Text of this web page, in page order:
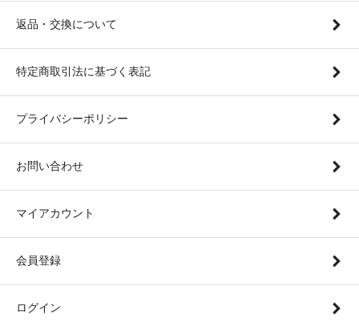
返品・交換について
特定商取引法に基づく表記
プライバシーポリシー
お問い合わせ
マイアカウント
会員登録
ログイン